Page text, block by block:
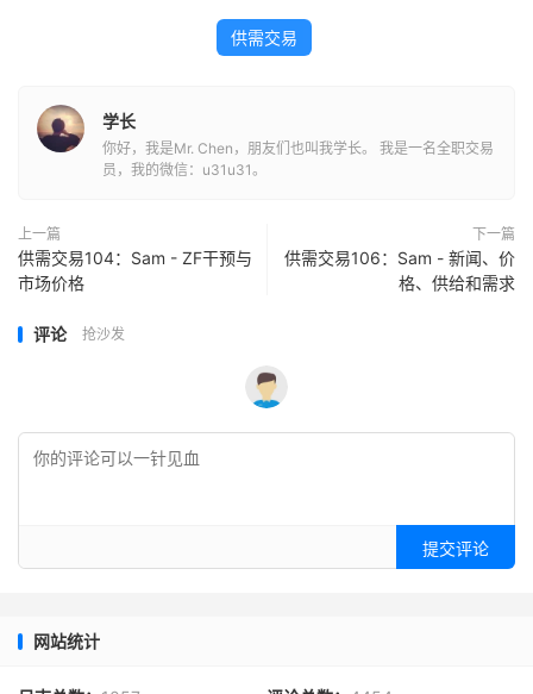
供需交易
学长
你好，我是Mr. Chen，朋友们也叫我学长。 我是一名全职交易
员，我的微信：u31u31。
上一篇
供需交易104：Sam - ZF干预与
市场价格
下一篇
供需交易106：Sam - 新闻、价
格、供给和需求
评论 抢沙发
提交评论
网站统计